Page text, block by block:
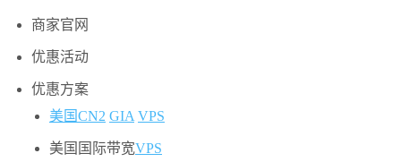
商家官网
优惠活动
优惠方案
美国CN2 GIA VPS
美国国际带宽VPS